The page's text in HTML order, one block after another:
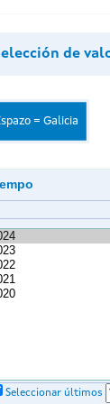
de
= Galicia
Seleccionar últimos